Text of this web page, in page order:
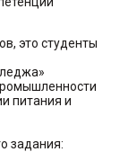
это студенты
питания и
задания: